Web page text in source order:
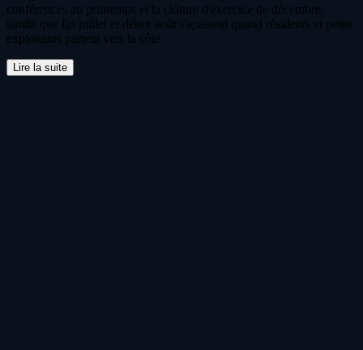
conférences au printemps et la clôture d'exercice de décembre,
tandis que fin juillet et début août s'apaisent quand résidents et petits
exploitants partent vers la côte.
Lire la suite